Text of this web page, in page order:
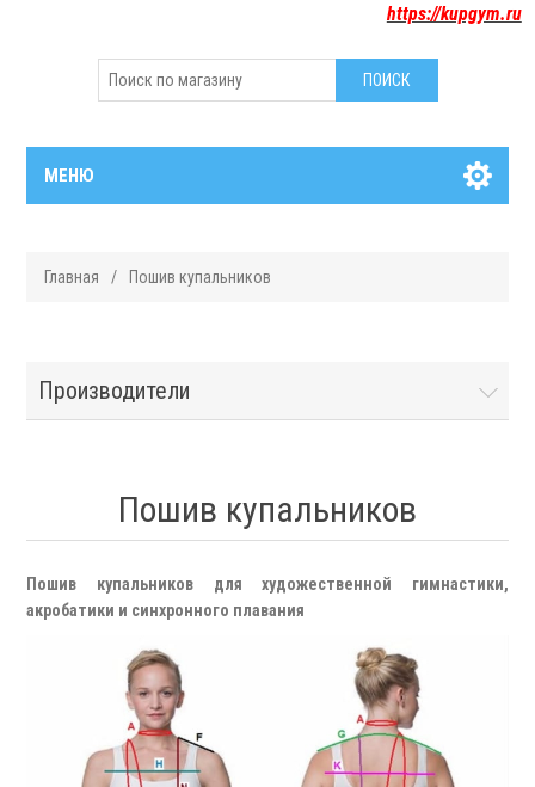
https://kupgym.ru
МЕНЮ
Главная / Пошив купальников
Производители
Пошив купальников
Пошив купальников для художественной гимнастики,
акробатики и синхронного плавания